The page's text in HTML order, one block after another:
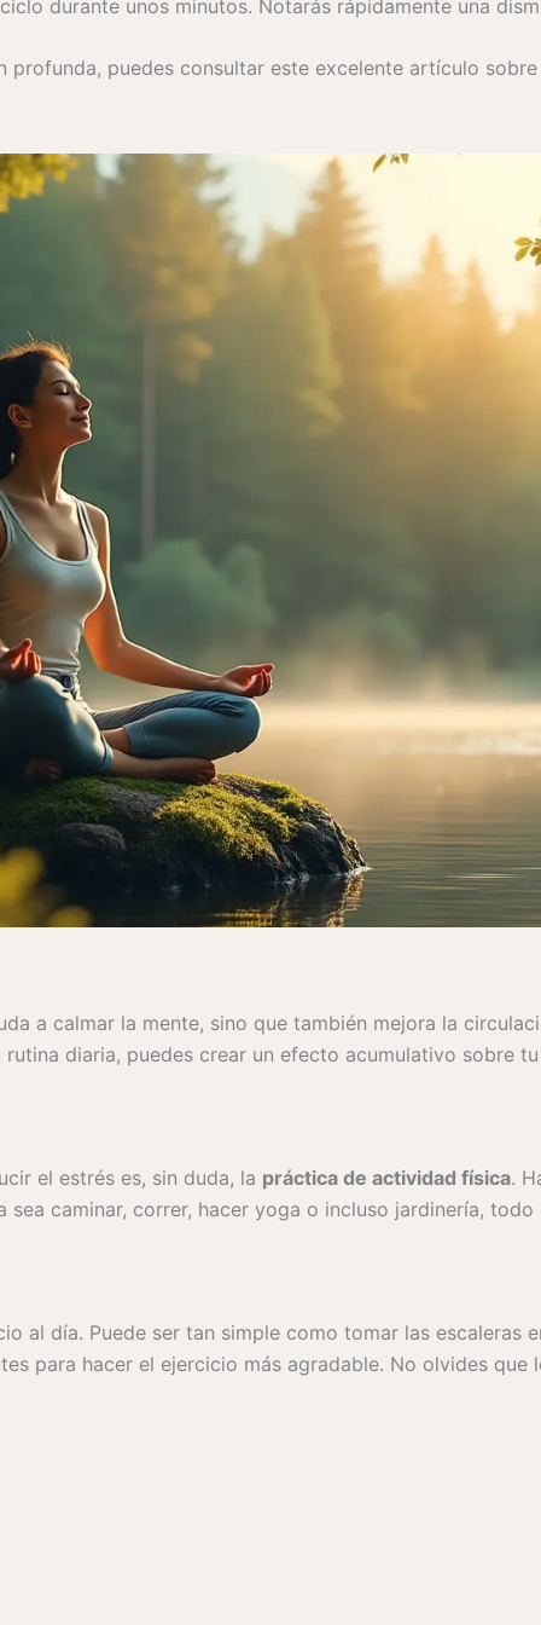
durante unos minutos. Notarás rápidamente una
profunda, puedes consultar este excelente artículo
a calmar la mente, sino que también mejora la
diaria, puedes crear un efecto acumulativo sobre
el estrés es, sin duda, la práctica de actividad física.
sea caminar, correr, hacer yoga o incluso jardinería, todo
al día. Puede ser tan simple como tomar las escaleras
para hacer el ejercicio más agradable. No olvides